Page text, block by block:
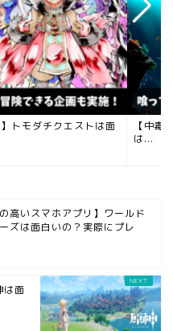
トモダチクエストは面
【中
は...
の高いスマホアプリ】ワールド
ズは面白いの？実際にプレ
は面